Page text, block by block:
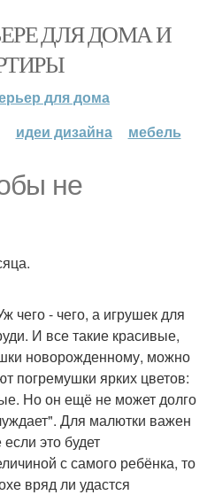
ДЛЯ ДОМА И
для дома
идеи дизайна мебель
не
чего - чего, а игрушек для
И все такие красивые,
новорожденному, можно
погремушки ярких цветов:
Но он ещё не может долго
Для малютки важен
это будет
с самого ребёнка, то
вряд ли удастся